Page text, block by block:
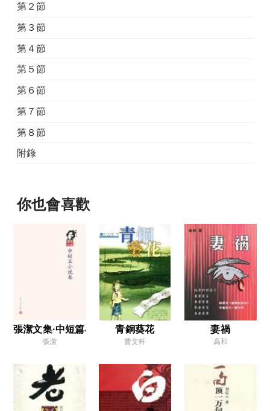
第２節
第３節
第４節
第５節
第６節
第７節
第８節
附錄
你也會喜歡
張潔文集·中短篇小說卷
張潔
青銅葵花
曹文軒
妻禍
高和